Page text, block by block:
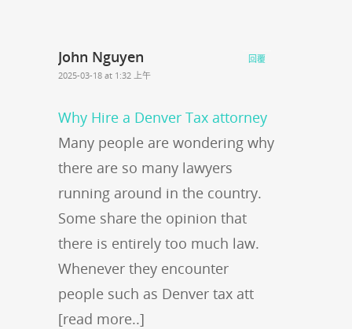
John Nguyen
2025-03-18 at 1:32 上午
Why Hire a Denver Tax attorney
Many people are wondering why
there are so many lawyers
running around in the country.
Some share the opinion that
there is entirely too much law.
Whenever they encounter
people such as Denver tax att
[read more..]
回覆